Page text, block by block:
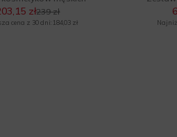
zł239 zł
cena z 30 dni: 184,03 zł